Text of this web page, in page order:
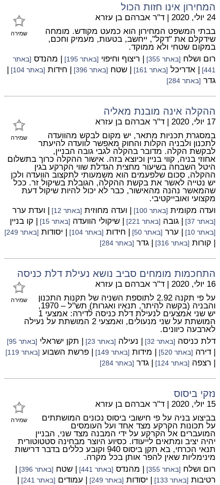
המחירון אינו חזות הכול
שמירה
24 יולי, 2020 | ד"ר אברהם בן עזרא
בבתי המשפט המחירון הוא כמעט מקודש. מומחה
שידקלם את "דקל", ייחשב, בטעות, מעמיק וחכם,
במקום שטחי ולא ממוקד.
רום ושלח [באתר 355] | ריצוף וחיפוי [באתר 195] | מהנדס [באתר
441]
| אדריכל [באתר 161] | שטח [באתר 396] | חידות [באתר 104]
|
גדר [באתר 284]
ההקלה אינה מובנת מאליה
שמירה
17 יולי, 2020 | ד"ר אברהם בן עזרא
במסגרת תכניות מתאר, יש מקום לבקש מהוועדה
לתכנון ולבניה הקלות והחוק מאפשר לוועדה להיעתר
לבקשת הקלה. מדובר בהקלה לגבי גובה הבניין,
אחוזי בניה, קווי בניין וכיוצא בזה. אישור ההקלה כרוך בתשלום
היטל השבחה בשיעור מחצית הגדלת שווי הקרקע בגין
ההקלה, סכום שלפעמים הוא משמעותי לתקצוב הוועדה ולכן
יש נטייה לאשר את בקשת ההקלה, הגובלת בשיקול זר. ככל
שהמאשר נהנה מהאישור, כבר לא יכול להיות שיקול דעת
מקצועי ואובייקטיבי.
ועדה מקומית [באתר 100] | ועדה מחוזית [באתר 12] | ועדת ערר
[באתר 37] | גובה [באתר 221] | שיקולי הוועדה [באתר 15] | קו בניין
[באתר 10] | ערר [באתר 50] | חידות [באתר 104] | יסודות [באתר 249]
| קורות [באתר 316] | גדר [באתר 284]
התחכמות מומחים סביב נושא נעילת דלת כניסה
שמירה
16 יולי, 2020 | ד"ר אברהם בן עזרא
על פי תקנה 2.92 לתוספת השניה של תקנות התכנון
והבניה (בקשה להיתר, תנאיו ואגרות) תש"ל – 1970,
יש שני אמצעים לנעילת דלת כניסה לדירה: אמצעי 1
המושתת על שני מנעולים, ואמצעי 2 המושתת על נעילה
לארבעה כיוונים.
דלת כניסה [באתר 32] | נעילה [באתר 23] | תקן ישראלי [באתר 95]
| דירה [באתר 520] | מידות [באתר 149] | פרשת השבוע [באתר 119]
| רצפה [באתר 124] | גדר [באתר 284]
נזקי ביסוס
שמירה
15 יולי, 2020 | ד"ר אברהם בן עזרא
בביצוע בניה על פי חישובי ביסוס נכונים המושתתים
על תכונות הקרקע מצד אחד ועל העומסים
המועברים אל הקרקע על ידי המבנה מצד שני, הבניין
יהיה יציב ומתאים לייעודו. כסיוע היוצר מבחינה סטטוטורית
תנאי הכרחי, בא תקן ביסוס 940 וקובע כללים בדבר דרישות
מינימליות שאין להפר אותן בכל מקרה.
רום ושלח [באתר 355] | מהנדס [באתר 441] | שטח [באתר 396]
|
רטיבות [באתר 133] | יסודות [באתר 249] | עמודים [באתר 241]
|